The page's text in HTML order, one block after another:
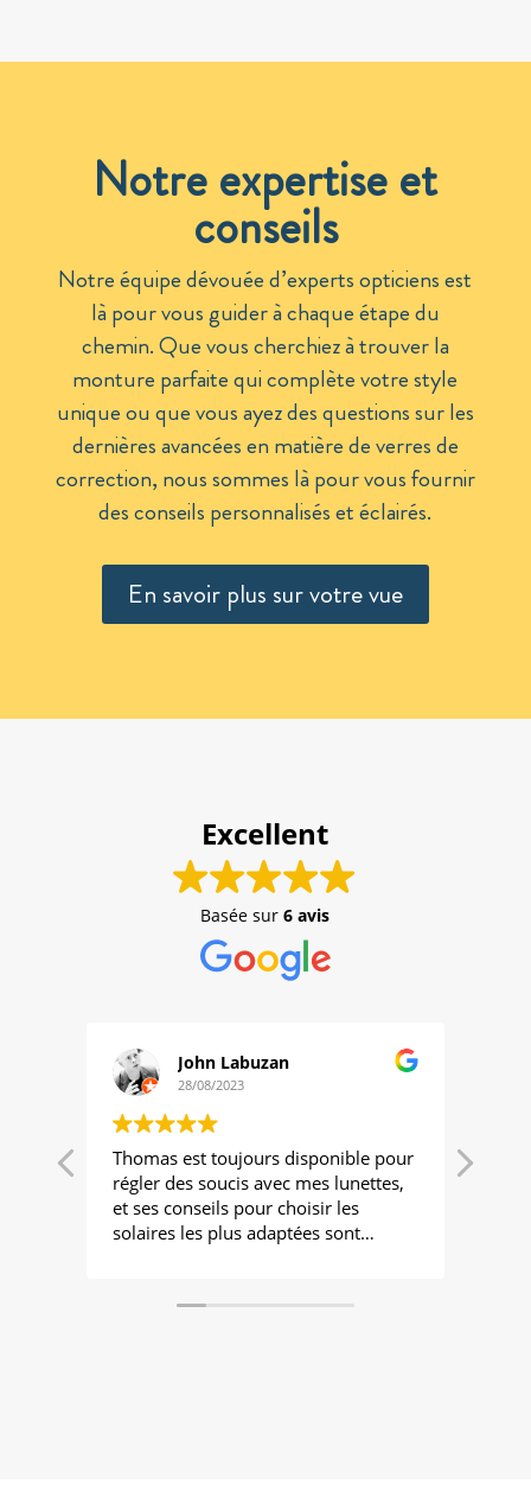
Notre expertise et
conseils
Notre équipe dévouée d’experts opticiens est
là pour vous guider à chaque étape du
chemin. Que vous cherchiez à trouver la
monture parfaite qui complète votre style
unique ou que vous ayez des questions sur les
dernières avancées en matière de verres de
correction, nous sommes là pour vous fournir
des conseils personnalisés et éclairés.
En savoir plus sur votre vue
Excellent
Basée sur6 avis
John Labuzan
28/08/2023
Thomas est toujours disponible pour
régler des soucis avec mes lunettes,
et ses conseils pour choisir les
solaires les plus adaptées sont